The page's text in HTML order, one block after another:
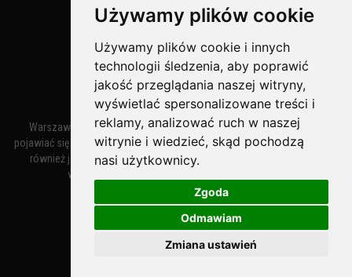
Używamy plików cookie
Używamy plików cookie i innych
technologii śledzenia, aby poprawić
jakość przeglądania naszej witryny,
wyświetlać spersonalizowane treści i
reklamy, analizować ruch w naszej
witrynie i wiedzieć, skąd pochodzą
nasi użytkownicy.
Zgoda
Odmawiam
Zmiana ustawień
Bezpieczne Płatności obsługuje:
Warszawa – miasto stołeczne Warszawa. Nazwa miasta zaczęła
pojawiać się w dokumentach w XIV wieku jako Warszewa, a od XV wieku
również jako Warszowa. Zmiana nazwy na Warszawa w XV wieku
wynikała z mazowieckiej wymowy dialektycznej.